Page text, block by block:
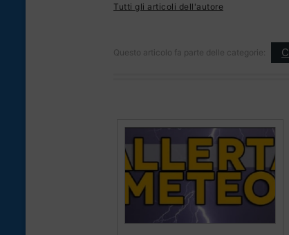
Tutti gli articoli dell'autore
Questo articolo fa parte delle categorie: